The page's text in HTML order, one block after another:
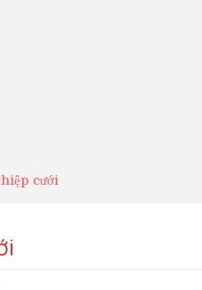
cưới